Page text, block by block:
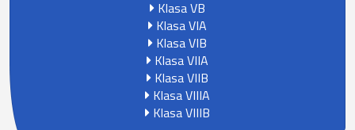
Klasa VB
Klasa VIA
Klasa VIB
Klasa VIIA
Klasa VIIB
Klasa VIIIA
Klasa VIIIB